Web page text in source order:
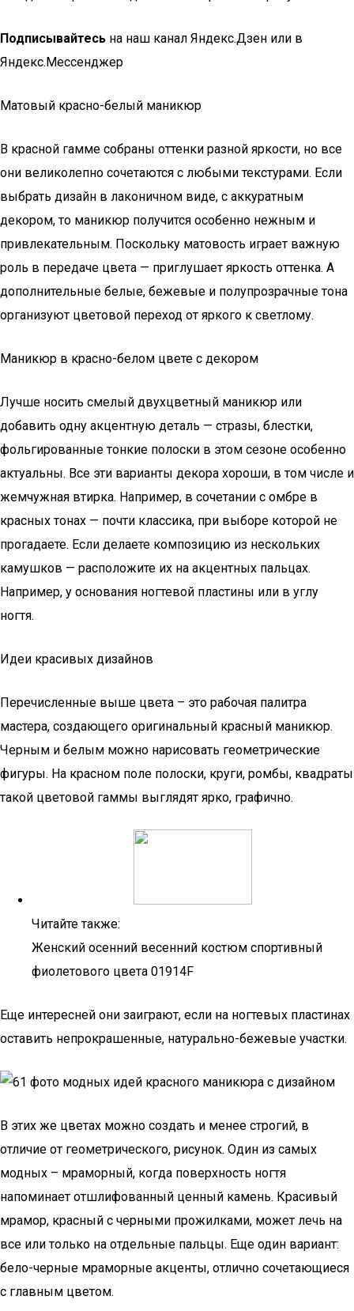
Подписывайтесь на наш канал Яндекс.Дзен или в
Яндекс.Мессенджер
Матовый красно-белый маникюр
В красной гамме собраны оттенки разной яркости, но все
они великолепно сочетаются с любыми текстурами. Если
выбрать дизайн в лаконичном виде, с аккуратным
декором, то маникюр получится особенно нежным и
привлекательным. Поскольку матовость играет важную
роль в передаче цвета — приглушает яркость оттенка. А
дополнительные белые, бежевые и полупрозрачные тона
организуют цветовой переход от яркого к светлому.
Маникюр в красно-белом цвете с декором
Лучше носить смелый двухцветный маникюр или
добавить одну акцентную деталь — стразы, блестки,
фольгированные тонкие полоски в этом сезоне особенно
актуальны. Все эти варианты декора хороши, в том числе и
жемчужная втирка. Например, в сочетании с омбре в
красных тонах — почти классика, при выборе которой не
прогадаете. Если делаете композицию из нескольких
камушков — расположите их на акцентных пальцах.
Например, у основания ногтевой пластины или в углу
ногтя.
Идеи красивых дизайнов
Перечисленные выше цвета – это рабочая палитра
мастера, создающего оригинальный красный маникюр.
Черным и белым можно нарисовать геометрические
фигуры. На красном поле полоски, круги, ромбы, квадраты
такой цветовой гаммы выглядят ярко, графично.
Читайте также:
Женский осенний весенний костюм спортивный
фиолетового цвета 01914F
Еще интересней они заиграют, если на ногтевых пластинах
оставить непрокрашенные, натурально-бежевые участки.
В этих же цветах можно создать и менее строгий, в
отличие от геометрического, рисунок. Один из самых
модных – мраморный, когда поверхность ногтя
напоминает отшлифованный ценный камень. Красивый
мрамор, красный с черными прожилками, может лечь на
все или только на отдельные пальцы. Еще один вариант:
бело-черные мраморные акценты, отлично сочетающиеся
с главным цветом.